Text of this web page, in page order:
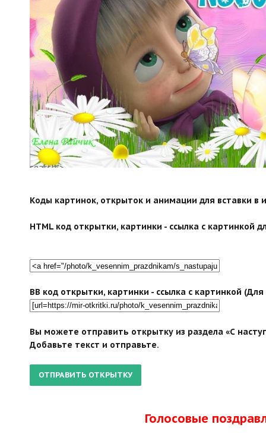
search">
Коды картинок, открыток и анимации для вставки в
HTML код открытки, картинки - ссылка с картинкой
BB код открытки, картинки - ссылка с картинкой
Вы можете отправить открытку из раздела «С
Добавьте текст и отправьте.
Голосовые